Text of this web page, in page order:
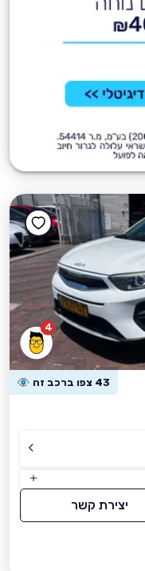
4
43 צפו ברכב זה
יצירת קשר